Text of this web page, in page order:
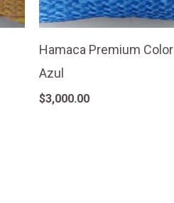
Hamaca Premium Color
Azul
$3,000.00